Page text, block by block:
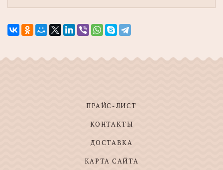
ПРАЙС-ЛИСТ
КОНТАКТЫ
ДОСТАВКА
КАРТА САЙТА